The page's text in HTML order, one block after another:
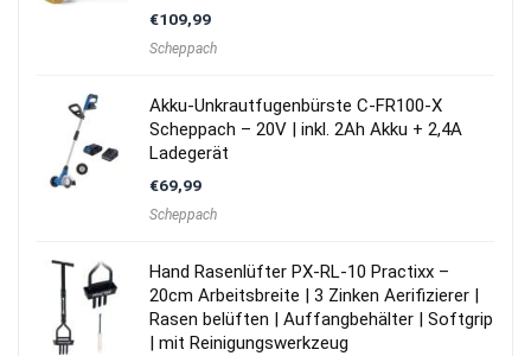
€109,99
Scheppach
Akku-Unkrautfugenbürste C-FR100-X
Scheppach – 20V | inkl. 2Ah Akku + 2,4A
Ladegerät
€69,99
Scheppach
Hand Rasenlüfter PX-RL-10 Practixx –
20cm Arbeitsbreite | 3 Zinken Aerifizierer |
Rasen belüften | Auffangbehälter | Softgrip
| mit Reinigungswerkzeug